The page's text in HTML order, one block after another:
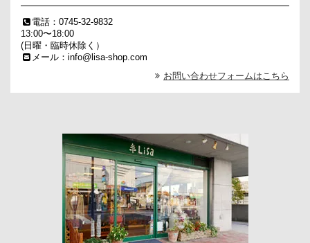
電話：0745-32-9832
13:00〜18:00
(日曜・臨時休除く）
メール：info@lisa-shop.com
お問い合わせフォームはこちら